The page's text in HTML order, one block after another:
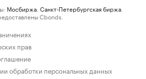
Мосбиржа Санкт-Петербургская биржа
Cbonds.
прав
обработки персональных данных